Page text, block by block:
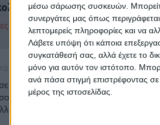
μέσω σάρωσης συσκευών. Μπορείτε
συνεργάτες μας όπως
λεπτομερείς πληροφορίες και να
Λάβετε υπόψη ότι κάποια
συγκατάθεσή σας, αλλά έχετε το
μόνο για αυτόν τον ιστότοπο.
ανά πάσα στιγμή επιστρέφοντας
μέρος της ιστοσελίδας.
την εφημερίδα
οι εξελίξεις στην περιοχή της
ηλικία 56 ετών ο
Καρδίτσας